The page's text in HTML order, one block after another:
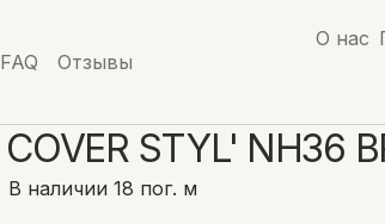
FAQ Отзывы
О нас
COVER STYL' NH36
В наличии 18 пог. м